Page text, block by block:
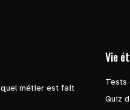
métier est fait
Vie
Tests
Quiz